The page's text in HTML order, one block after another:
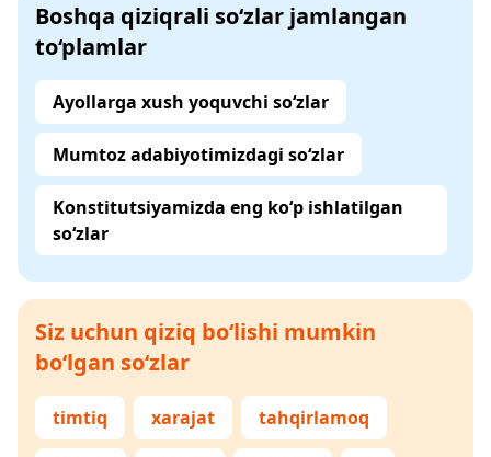
Boshqa qiziqrali so‘zlar jamlangan
to‘plamlar
Ayollarga xush yoquvchi so‘zlar
Mumtoz adabiyotimizdagi so‘zlar
Konstitutsiyamizda eng ko‘p ishlatilgan
so‘zlar
Siz uchun qiziq bo‘lishi mumkin
bo‘lgan so‘zlar
timtiq xarajat tahqirlamoq